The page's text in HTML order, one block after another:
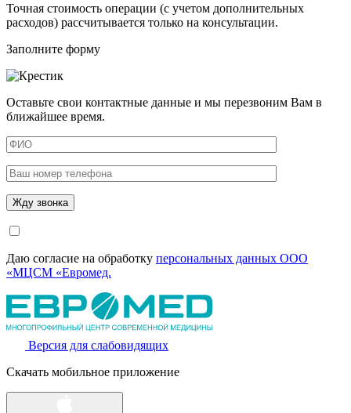
Точная стоимость операции (с учетом дополнительных
расходов) рассчитывается только на консультации.
Заполните форму
Оставьте свои контактные данные и мы перезвоним Вам в
ближайшее время.
Даю согласие на обработку персональных данных ООО
«МЦСМ «Евромед.
Версия для слабовидящих
Скачать мобильное приложение